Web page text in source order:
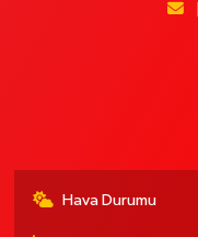
Hava Durumu